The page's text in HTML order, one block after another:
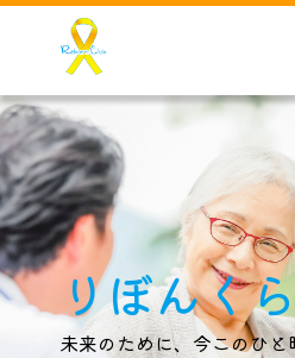
りぼんく
未来のために、今このひ